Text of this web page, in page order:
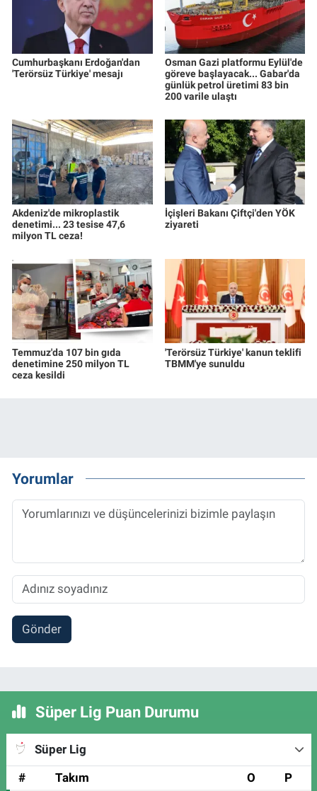
Cumhurbaşkanı Erdoğan'dan
'Terörsüz Türkiye' mesajı
Osman Gazi platformu Eylül'de
göreve başlayacak... Gabar'da
günlük petrol üretimi 83 bin
200 varile ulaştı
Akdeniz'de mikroplastik
denetimi... 23 tesise 47,6
milyon TL ceza!
İçişleri Bakanı Çiftçi'den YÖK
ziyareti
Temmuz'da 107 bin gıda
denetimine 250 milyon TL
ceza kesildi
'Terörsüz Türkiye' kanun teklifi
TBMM'ye sunuldu
Yorumlar
Gönder
Süper Lig Puan Durumu
Süper Lig
#
Takım O P